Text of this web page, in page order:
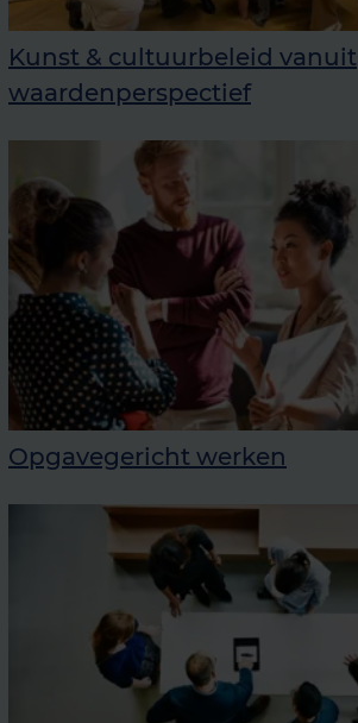
Kunst & cultuurbeleid vanuit
waardenperspectief
Opgavegericht werken